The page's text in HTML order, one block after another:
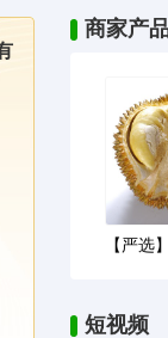
商家产
短视频